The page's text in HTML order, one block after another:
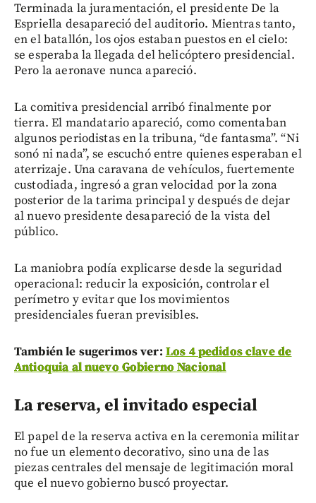
Terminada la juramentación, el presidente De la
Espriella desapareció del auditorio. Mientras tanto,
en el batallón, los ojos estaban puestos en el cielo:
se esperaba la llegada del helicóptero presidencial.
Pero la aeronave nunca apareció.
La comitiva presidencial arribó finalmente por
tierra. El mandatario apareció, como comentaban
algunos periodistas en la tribuna, “de fantasma”. “Ni
sonó ni nada”, se escuchó entre quienes esperaban el
aterrizaje. Una caravana de vehículos, fuertemente
custodiada, ingresó a gran velocidad por la zona
posterior de la tarima principal y después de dejar
al nuevo presidente desapareció de la vista del
público.
La maniobra podía explicarse desde la seguridad
operacional: reducir la exposición, controlar el
perímetro y evitar que los movimientos
presidenciales fueran previsibles.
También le sugerimos ver: Los 4 pedidos clave de
Antioquia al nuevo Gobierno Nacional
La reserva, el invitado especial
El papel de la reserva activa en la ceremonia militar
no fue un elemento decorativo, sino una de las
piezas centrales del mensaje de legitimación moral
que el nuevo gobierno buscó proyectar.